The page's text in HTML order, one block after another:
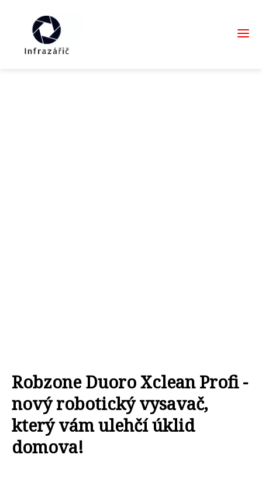
Robzone Duoro Xclean Profi -
nový robotický vysavač,
který vám ulehčí úklid
domova!